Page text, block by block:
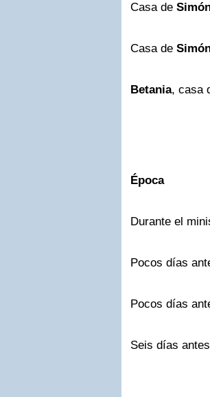
Casa de
Casa de
Betania, casa
Época
Durante el
Pocos días
Pocos días
Seis días